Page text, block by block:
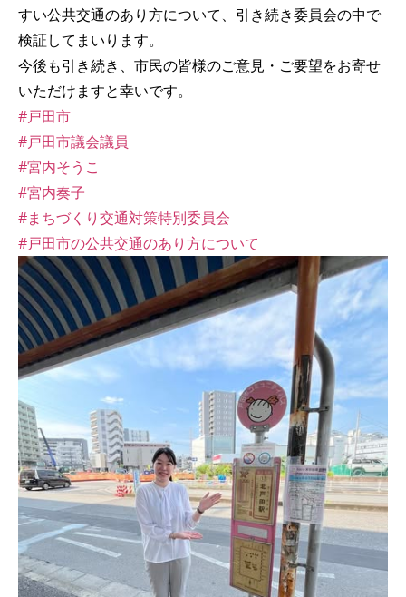
すい公共交通のあり方について、引き続き委員会の中で
検証してまいります。
今後も引き続き、市民の皆様のご意見・ご要望をお寄せ
いただけますと幸いです。
#戸田市
#戸田市議会議員
#宮内そうこ
#宮内奏子
#まちづくり交通対策特別委員会
#戸田市の公共交通のあり方について